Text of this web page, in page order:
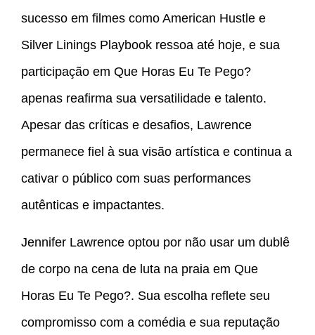
sucesso em filmes como American Hustle e
Silver Linings Playbook ressoa até hoje, e sua
participação em Que Horas Eu Te Pego?
apenas reafirma sua versatilidade e talento.
Apesar das críticas e desafios, Lawrence
permanece fiel à sua visão artística e continua a
cativar o público com suas performances
autênticas e impactantes.
Jennifer Lawrence optou por não usar um dublê
de corpo na cena de luta na praia em Que
Horas Eu Te Pego?. Sua escolha reflete seu
compromisso com a comédia e sua reputação